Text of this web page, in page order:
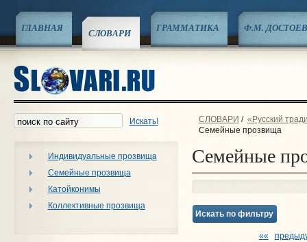
ГЛАВНАЯ СЛОВАРИ ГРАММАТИКА Ф.М.
Искать!
Индивидуальные прозвища
Семейные прозвища
Катойконимы
Коллективные прозвища
СЛОВАРИ / «Русский
Семейные прозвища
Семейные
Искать по фильтру
««